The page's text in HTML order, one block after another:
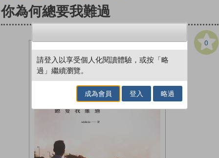
你為何總要我難過
0
請登入以享受個人化閱讀體驗，或按「略
過」繼續瀏覽。
成為會員 登入 略過